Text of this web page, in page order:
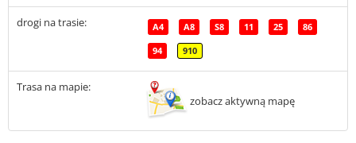
drogi na trasie: A4 A8 S8 11 25 86
94 910
Trasa na mapie:
zobacz aktywną mapę